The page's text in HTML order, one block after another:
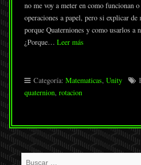
no me voy a meter en como funcionan
operaciones a papel, pero si explicar de
porque Quaterniones y como usarlos a
¿Porque… Leer más
Categoría: Matematicas, Unity
quaternion, rotacion